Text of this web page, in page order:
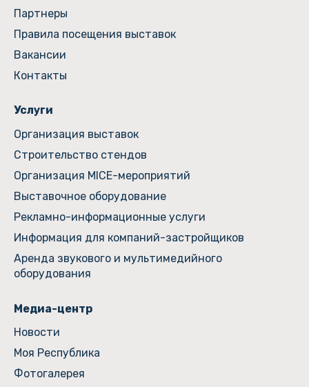
Партнеры
Правила посещения выставок
Вакансии
Контакты
Услуги
Организация выставок
Строительство стендов
Организация MICE-мероприятий
Выставочное оборудование
Рекламно-информационные услуги
Информация для компаний-застройщиков
Аренда звукового и мультимедийного
оборудования
Медиа-центр
Новости
Моя Республика
Фотогалерея